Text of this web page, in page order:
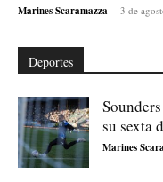
Marines Scaramazza - 3 de
Deportes
su sexta
Marines